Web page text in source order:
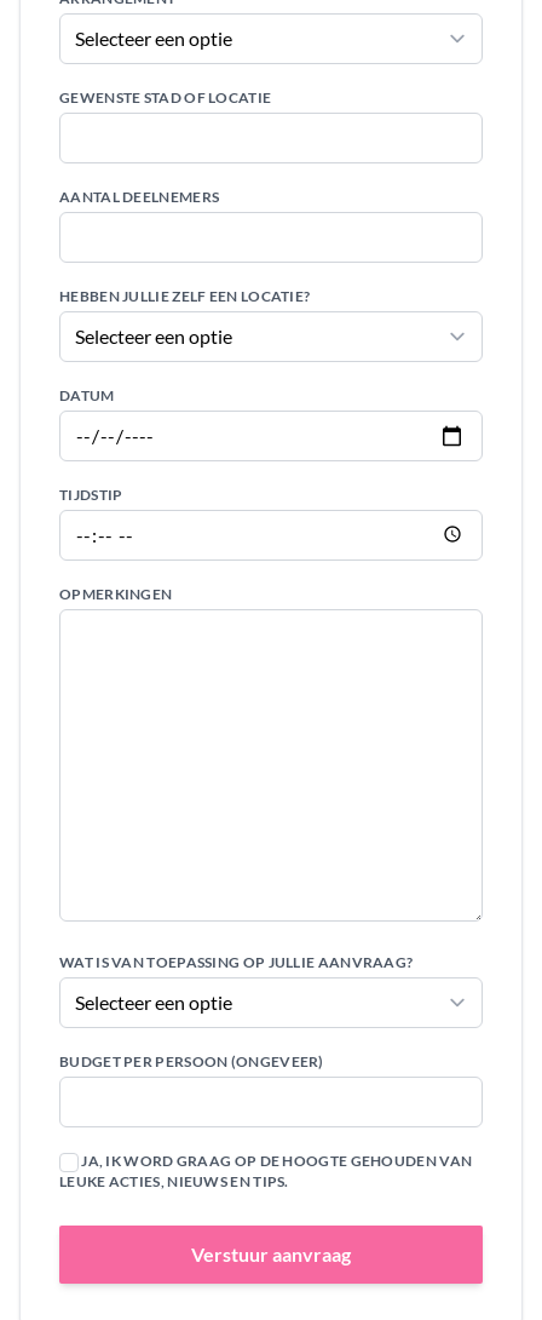
GEWENSTE STAD OF LOCATIE
AANTAL DEELNEMERS
HEBBEN JULLIE ZELF EEN LOCATIE?
DATUM
TIJDSTIP
OPMERKINGEN
WAT IS VAN TOEPASSING OP JULLIE AANVRAAG?
BUDGET PER PERSOON (ONGEVEER)
JA, IK WORD GRAAG OP DE HOOGTE GEHOUDEN VAN
LEUKE ACTIES, NIEUWS EN TIPS.
Verstuur aanvraag